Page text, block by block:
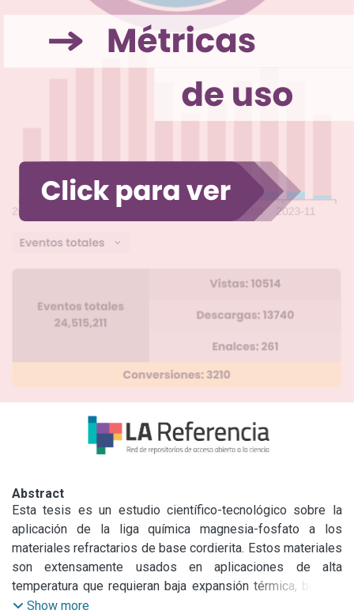
Abstract
Esta tesis es un estudio científico-tecnológico sobre la
aplicación de la liga química magnesia-fosfato a los
materiales refractarios de base cordierita. Estos materiales
son extensamente usados en aplicaciones de alta
temperatura que requieran baja expansión térmica, buenas
propiedades termomecánicas y excelente resistencia al
Show more